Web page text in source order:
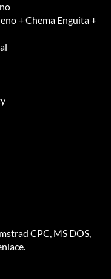
+ Chema Enguita +
CPC, MS DOS,